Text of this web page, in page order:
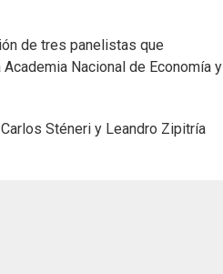
de tres panelistas que
Nacional de Economía y
Sténeri y Leandro Zipitría